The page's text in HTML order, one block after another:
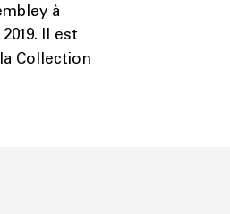
à
Il est
Collection